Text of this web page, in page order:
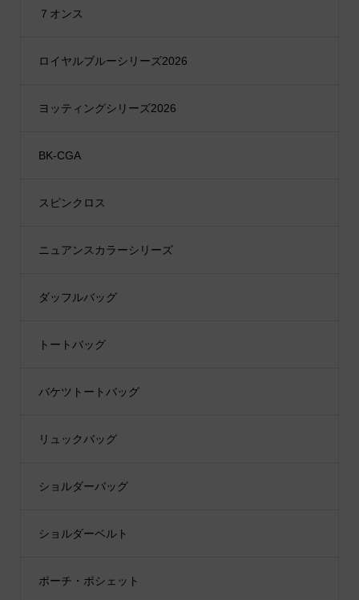
７オンス
ロイヤルブルーシリーズ2026
ヨッティングシリーズ2026
BK-CGA
スピンクロス
ニュアンスカラーシリーズ
ダッフルバッグ
トートバッグ
バケツトートバッグ
リュックバッグ
ショルダーバッグ
ショルダーベルト
ポーチ・ポシェット